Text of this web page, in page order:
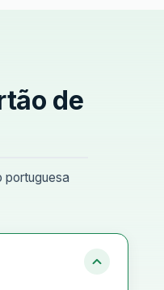
de
portuguesa